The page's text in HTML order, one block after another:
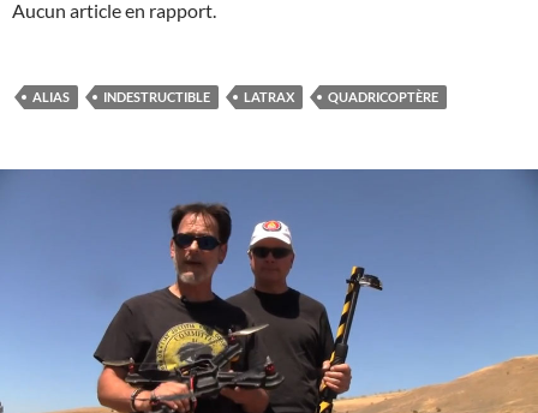
Aucun article en rapport.
ALIAS INDESTRUCTIBLE LATRAX QUADRICOPTÈRE